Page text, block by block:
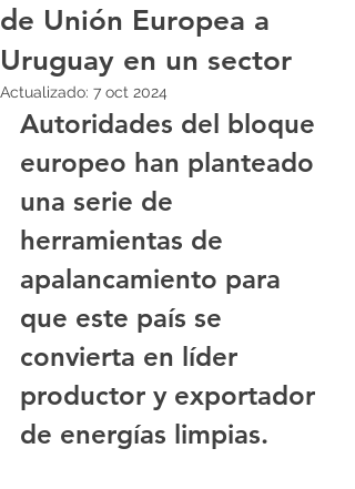
de Unión Europea a
Uruguay en un sector
Actualizado: 7 oct 2024
Autoridades del bloque
europeo han planteado
una serie de
herramientas de
apalancamiento para
que este país se
convierta en líder
productor y exportador
de energías limpias.